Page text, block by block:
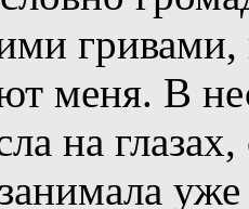
гривами,
меня. В
на